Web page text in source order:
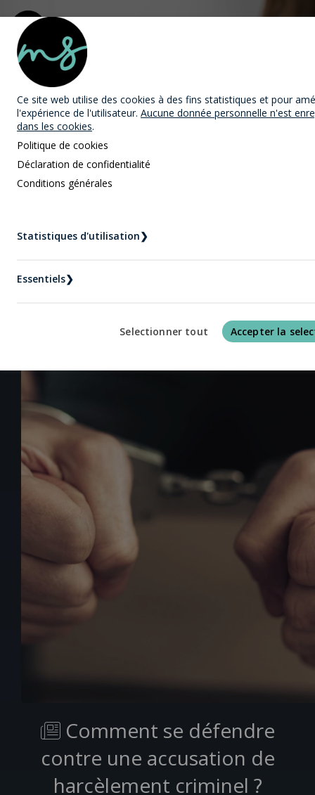
MAST Avocats
Nouvelles
Comment se défendre contre une accusation de
Comment se défendre
contre une accusation de
harcèlement criminel ?
Ce site web utilise des cookies à des fins statistiques et pour
l'expérience de l'utilisateur. Aucune donnée personnelle n'est
dans les cookies.
Politique de cookies
Déclaration de confidentialité
Conditions générales
Statistiques d'utilisation❯
Essentiels❯
Selectionner tout Accepter la